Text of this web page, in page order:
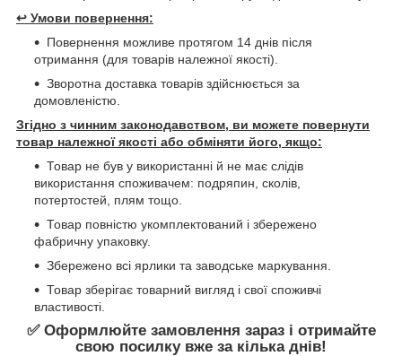
↩️ Умови повернення:
Повернення можливе протягом 14 днів після
отримання (для товарів належної якості).
Зворотна доставка товарів здійснюється за
домовленістю.
Згідно з чинним законодавством, ви можете повернути
товар належної якості або обміняти його, якщо:
Товар не був у використанні й не має слідів
використання споживачем: подряпин, сколів,
потертостей, плям тощо.
Товар повністю укомплектований і збережено
фабричну упаковку.
Збережено всі ярлики та заводське маркування.
Товар зберігає товарний вигляд і свої споживчі
властивості.
✅ Оформлюйте замовлення зараз і отримайте
свою посилку вже за кілька днів!